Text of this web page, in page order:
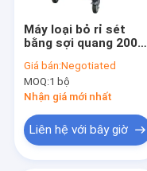
Máy loại bỏ rỉ sét
bằng sợi quang 200W
Giá bán:Negotiated
MOQ:1 bộ
Nhận giá mới nhất
Liên hệ với bây giờ